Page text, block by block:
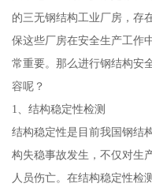
的三无钢结构工业厂房，存
保这些厂房在安全生产工作
常重要。那么进行钢结构安
容呢？
1、结构稳定性检测
结构稳定性是目前我国钢结
构失稳事故发生，不仅对生
人员伤亡。在结构稳定性检